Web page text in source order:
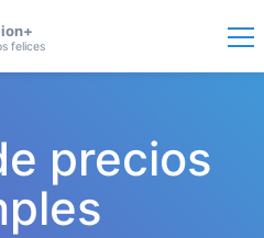
felices
precios